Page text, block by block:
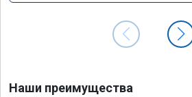
Наши преимущества